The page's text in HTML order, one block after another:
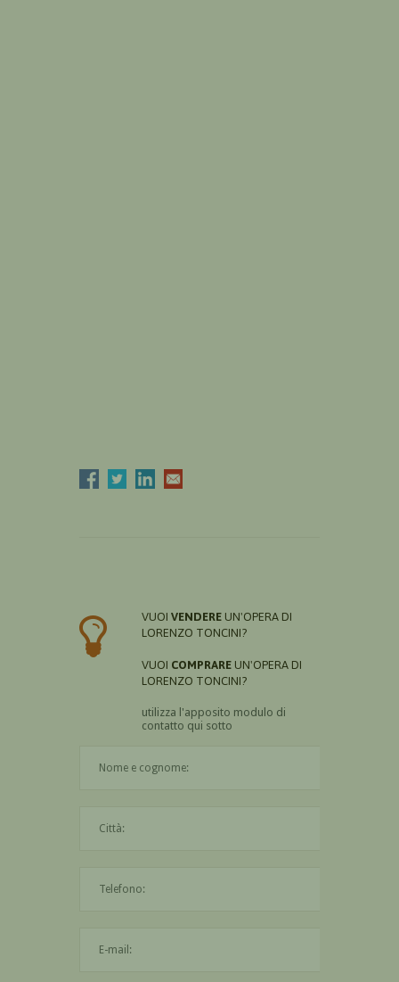
VUOI VENDERE UN'OPERA DI
LORENZO TONCINI?
VUOI COMPRARE UN'OPERA DI
LORENZO TONCINI?
utilizza l'apposito modulo di
contatto qui sotto